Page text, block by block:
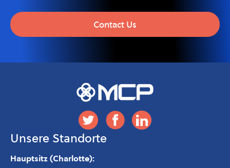
Contact Us
Unsere Standorte
Hauptsitz (Charlotte):